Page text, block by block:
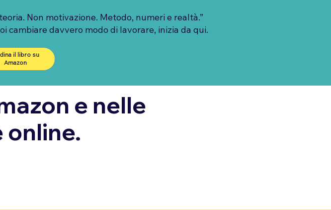
Non motivazione. Metodo, numeri e realtà.”
cambiare davvero modo di lavorare, inizia da qui.
il libro su
Amazon
e nelle
online.